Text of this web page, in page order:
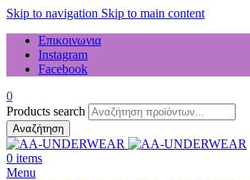
Skip to navigation Skip to main content
Επικοινωνια
Instagram
Facebook
0
Products search
Αναζήτηση
0 items
Menu